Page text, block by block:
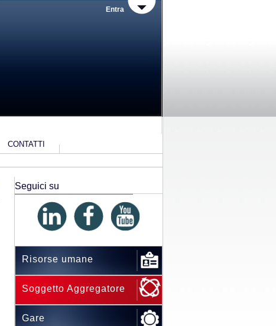
Entra
CONTATTI
Seguici su
Risorse umane
Soggetto Aggregatore
Gare